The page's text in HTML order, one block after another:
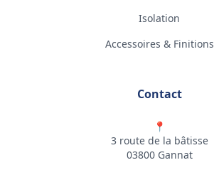
Isolation
Accessoires & Finitions
Contact
📍
3 route de la bâtisse
03800 Gannat